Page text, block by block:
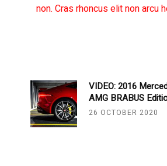
non. Cras rhoncus elit non arcu
VIDEO: 2016
AMG BRABUS
26 OCTOBER 2020